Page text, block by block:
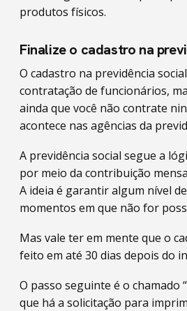
produtos físicos.
Finalize o cadastro na
O cadastro na previdência
contratação de funcionários,
ainda que você não contrate
acontece nas agências da
A previdência social segue a
por meio da contribuição
A ideia é garantir algum nível
momentos em que não for
Mas vale ter em mente que o
feito em até 30 dias depois do
O passo seguinte é o chamado
que há a solicitação para